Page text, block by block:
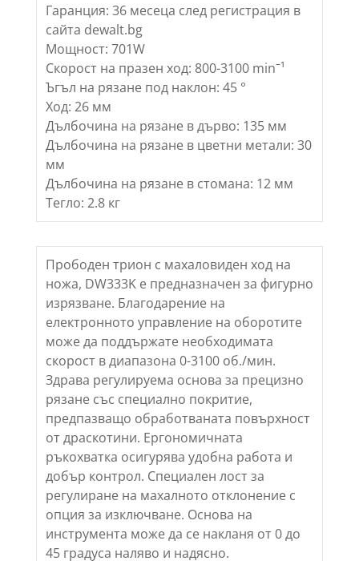
Гаранция: 36 месеца след регистрация в
сайта dewalt.bg
Мощност: 701W
Скорост на празен ход: 800-3100 minˉ¹
Ъгъл на рязане под наклон: 45 °
Ход: 26 мм
Дълбочина на рязане в дърво: 135 мм
Дълбочина на рязане в цветни метали: 30
мм
Дълбочина на рязане в стомана: 12 мм
Тегло: 2.8 кг
Прободен трион с махаловиден ход на
ножа, DW333K е предназначен за фигурно
изрязване. Благодарение на
електронното управление на оборотите
може да поддържате необходимата
скорост в диапазона 0-3100 об./мин.
Здрава регулируема основа за прецизно
рязане със специално покритие,
предпазващо обработваната повърхност
от драскотини. Ергономичната
ръкохватка осигурява удобна работа и
добър контрол. Специален лост за
регулиране на махалното отклонение с
опция за изключване. Основа на
инструмента може да се накланя от 0 до
45 градуса наляво и надясно.